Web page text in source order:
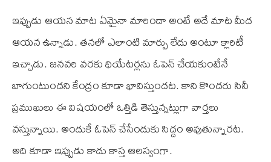
ఇప్పుడు ఆయన మాట ఏమైనా మారిందా అంటే అదే మాట మీద
ఆయన ఉన్నాడు. తనలో ఎలాంటి మార్పు లేదు అంటూ క్లారిటీ
ఇచ్చాడు. జనవరి వరకు థియేటర్లను ఓపెన్‌ చేయకుంటేనే
బాగుంటుందని కేంద్రం కూడా భావిస్తుందట. కాని కొందరు సినీ
ప్రముఖులు ఈ విషయంలో ఒత్తిడి తెస్తున్నట్లుగా వార్తలు
వస్తున్నాయి. అందుకే ఓపెన్‌ చేసేందుకు సిద్దం అవుతున్నారట.
అది కూడా ఇప్పుడు కాదు కాస్త ఆలస్యంగా.